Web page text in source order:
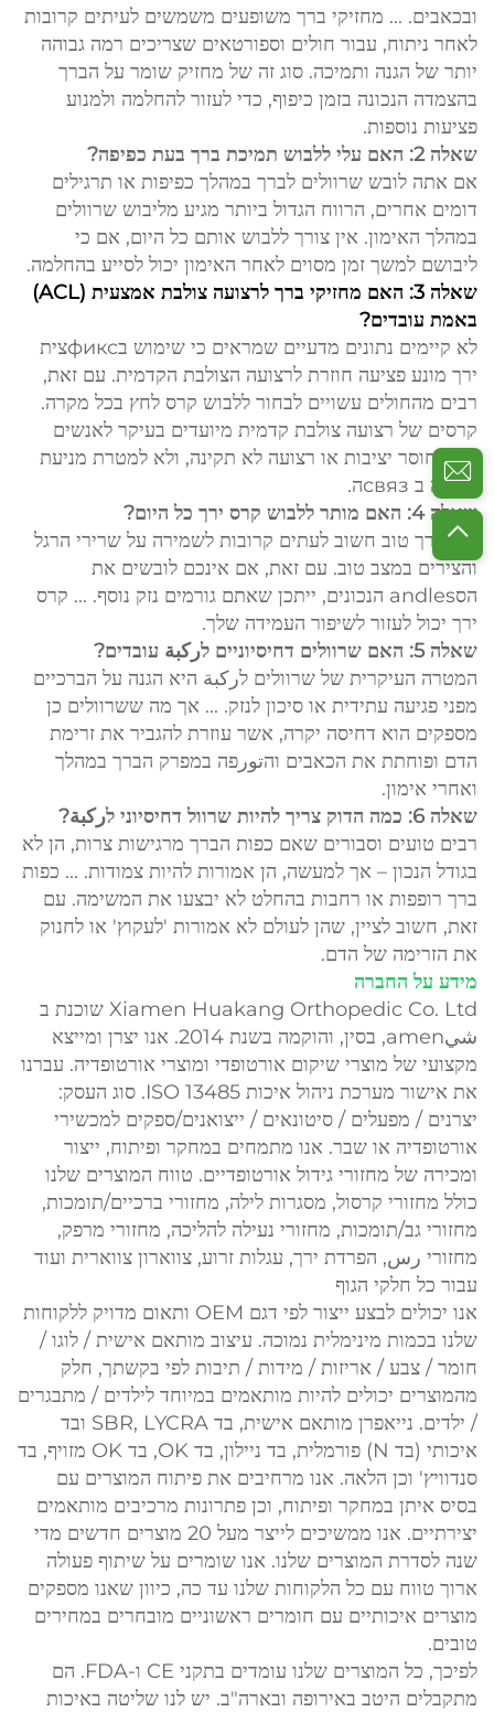
ובכאבים. ... מחזיקי ברך משופעים משמשים לעיתים קרובות
לאחר ניתוח, עבור חולים וספורטאים שצריכים רמה גבוהה
יותר של הגנה ותמיכה. סוג זה של מחזיק שומר על הברך
בהצמדה הנכונה בזמן כיפוף, כדי לעזור להחלמה ולמנוע
פציעות נוספות.
שאלה 2: האם עלי ללבוש תמיכת ברך בעת כפיפה?
אם אתה לובש שרוולים לברך במהלך כפיפות או תרגילים
דומים אחרים, הרווח הגדול ביותר מגיע מליבוש שרוולים
במהלך האימון. אין צורך ללבוש אותם כל היום, אם כי
ליבושם למשך זמן מסוים לאחר האימון יכול לסייע בהחלמה.
שאלה 3: האם מחזיקי ברך לרצועה צולבת אמצעית (ACL)
באמת עובדים?
לא קיימים נתונים מדעיים שמראים כי שימוש בфиксצית
ירך מונע פציעה חוזרת לרצועה הצולבת הקדמית. עם זאת,
רבים מהחולים עשויים לבחור ללבוש קרס לחץ בכל מקרה.
קרסים של רצועה צולבת קדמית מיועדים בעיקר לאנשים
בעלי חוסר יציבות או רצועה לא תקינה, ולא למטרת מניעת
פציעה ב связה.
שאלה 4: האם מותר ללבוש קרס ירך כל היום?
קרס ירך טוב חשוב לעתים קרובות לשמירה על שרירי הרגל
והצירים במצב טוב. עם זאת, אם אינכם לובשים את
הסandles הנכונים, ייתכן שאתם גורמים נזק נוסף. ... קרס
ירך יכול לעזור לשיפור העמידה שלך.
שאלה 5: האם שרוולים דחיסיוניים לركبة עובדים?
המטרה העיקרית של שרוולים לركبة היא הגנה על הברכיים
מפני פגיעה עתידית או סיכון לנזק. ... אך מה ששרוולים כן
מספקים הוא דחיסה יקרה, אשר עוזרת להגביר את זרימת
הדם ופוחתת את הכאבים והتورפה במפרק הברך במהלך
ואחרי אימון.
שאלה 6: כמה הדוק צריך להיות שרוול דחיסיוני לركبة?
רבים טועים וסבורים שאם כפות הברך מרגישות צרות, הן לא
בגודל הנכון – אך למעשה, הן אמורות להיות צמודות. ... כפות
ברך רופפות או רחבות בהחלט לא יבצעו את המשימה. עם
זאת, חשוב לציין, שהן לעולם לא אמורות 'לעקוץ' או לחנוק
את הזרימה של הדם.
מידע על החברה
Xiamen Huakang Orthopedic Co. Ltd שוכנת ב
شيamen, בסין, והוקמה בשנת 2014. אנו יצרן ומייצא
מקצועי של מוצרי שיקום אורטופדי ומוצרי אורטופדיה. עברנו
את אישור מערכת ניהול איכות ISO 13485. סוג העסק:
יצרנים / מפעלים / סיטונאים / ייצואנים/ספקים למכשירי
אורטופדיה או שבר. אנו מתמחים במחקר ופיתוח, ייצור
ומכירה של מחזורי גידול אורטופדיים. טווח המוצרים שלנו
כולל מחזורי קרסול, מסגרות לילה, מחזורי ברכיים/תומכות,
מחזורי גב/תומכות, מחזורי נעילה להליכה, מחזורי מרפק,
מחזורי رس, הפרדת ירך, עגלות זרוע, צווארון צווארית ועוד
עבור כל חלקי הגוף
אנו יכולים לבצע ייצור לפי דגם OEM ותאום מדויק ללקוחות
שלנו בכמות מינימלית נמוכה. עיצוב מותאם אישית / לוגו /
חומר / צבע / אריזות / מידות / תיבות לפי בקשתך, חלק
מהמוצרים יכולים להיות מותאמים במיוחד לילדים / מתבגרים
/ ילדים. נייאפרן מותאם אישית, בד SBR, LYCRA ובד
איכותי (בד N) פורמלית, בד ניילון, בד OK, בד OK מזויף, בד
סנדוויץ' וכן הלאה. אנו מרחיבים את פיתוח המוצרים עם
בסיס איתן במחקר ופיתוח, וכן פתרונות מרכיבים מותאמים
יצירתיים. אנו ממשיכים לייצר מעל 20 מוצרים חדשים מדי
שנה לסדרת המוצרים שלנו. אנו שומרים על שיתוף פעולה
ארוך טווח עם כל הלקוחות שלנו עד כה, כיוון שאנו מספקים
מוצרים איכותיים עם חומרים ראשוניים מובחרים במחירים
טובים.
לפיכך, כל המוצרים שלנו עומדים בתקני CE ו-FDA. הם
מתקבלים היטב באירופה ובארה"ב. יש לנו שליטה באיכות